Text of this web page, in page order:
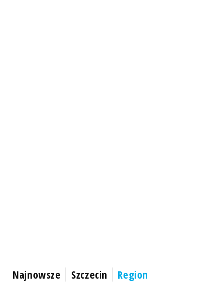
Najnowsze Szczecin Region